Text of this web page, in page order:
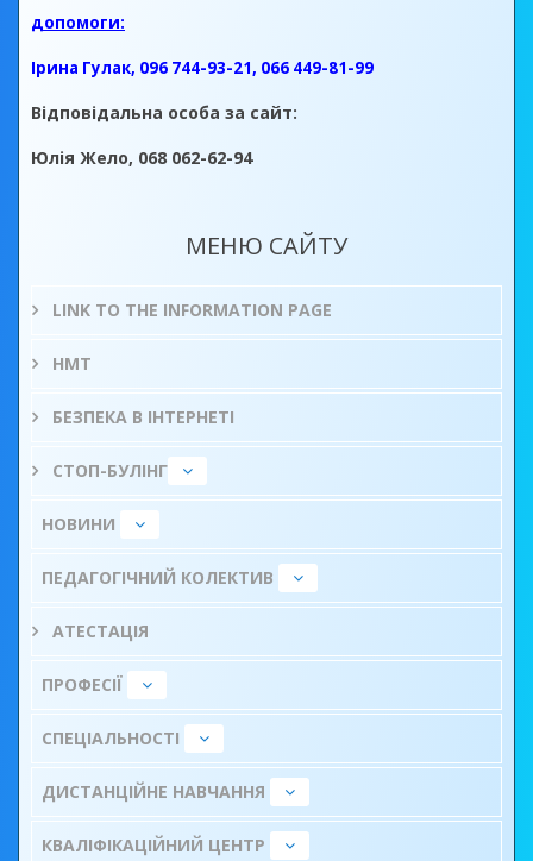
допомоги:
Ірина Гулак, 096 744-93-21, 066 449-81-99
Відповідальна особа за сайт:
Юлія Жело, 068 062-62-94
МЕНЮ САЙТУ
LINK TO THE INFORMATION PAGE
НМТ
БЕЗПЕКА В ІНТЕРНЕТІ
СТОП-БУЛІНГ
НОВИНИ
ПЕДАГОГІЧНИЙ КОЛЕКТИВ
АТЕСТАЦІЯ
ПРОФЕСІЇ
СПЕЦІАЛЬНОСТІ
ДИСТАНЦІЙНЕ НАВЧАННЯ
КВАЛІФІКАЦІЙНИЙ ЦЕНТР